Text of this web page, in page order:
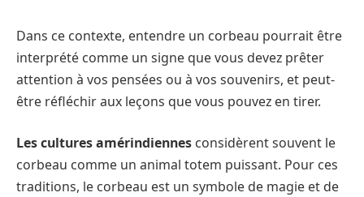
Dans ce contexte, entendre un corbeau pourrait être
interprété comme un signe que vous devez prêter
attention à vos pensées ou à vos souvenirs, et peut-
être réfléchir aux leçons que vous pouvez en tirer.
Les cultures amérindiennes considèrent souvent le
corbeau comme un animal totem puissant. Pour ces
traditions, le corbeau est un symbole de magie et de